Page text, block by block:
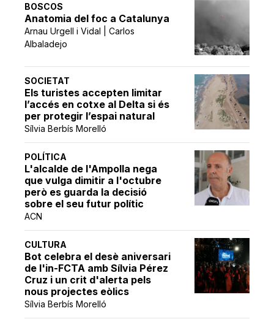
BOSCOS
Anatomia del foc a Catalunya
Arnau Urgell i Vidal | Carlos
Albaladejo
SOCIETAT
Els turistes accepten limitar
l’accés en cotxe al Delta si és
per protegir l’espai natural
Sílvia Berbís Morelló
POLÍTICA
L'alcalde de l'Ampolla nega
que vulga dimitir a l'octubre
però es guarda la decisió
sobre el seu futur polític
ACN
CULTURA
Bot celebra el desè aniversari
de l'in-FCTA amb Sílvia Pérez
Cruz i un crit d'alerta pels
nous projectes eòlics
Sílvia Berbís Morelló